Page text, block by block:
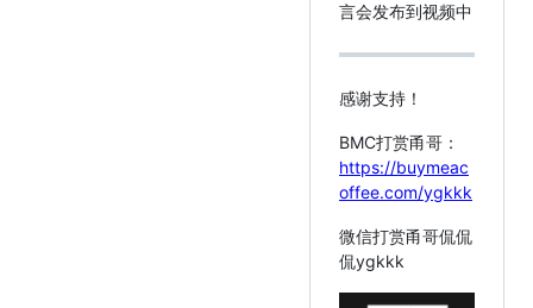
言会发布到视频中
感谢支持！
BMC打赏甬哥：
https://buymeac
offee.com/ygkkk
微信打赏甬哥侃侃
侃ygkkk